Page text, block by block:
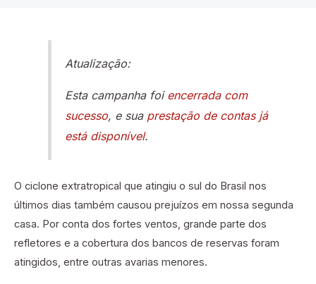
Atualização:
Esta campanha foi encerrada com
sucesso, e sua prestação de contas já
está disponível.
O ciclone extratropical que atingiu o sul do Brasil nos
últimos dias também causou prejuízos em nossa segunda
casa. Por conta dos fortes ventos, grande parte dos
refletores e a cobertura dos bancos de reservas foram
atingidos, entre outras avarias menores.